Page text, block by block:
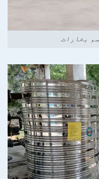
بخارات